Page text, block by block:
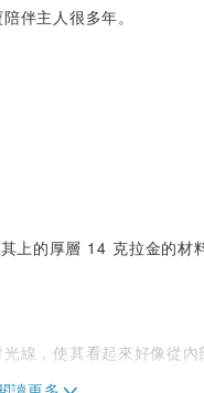
伴主人很多年。
上的厚層 14 克拉金的材料
線，使其看起來好像從